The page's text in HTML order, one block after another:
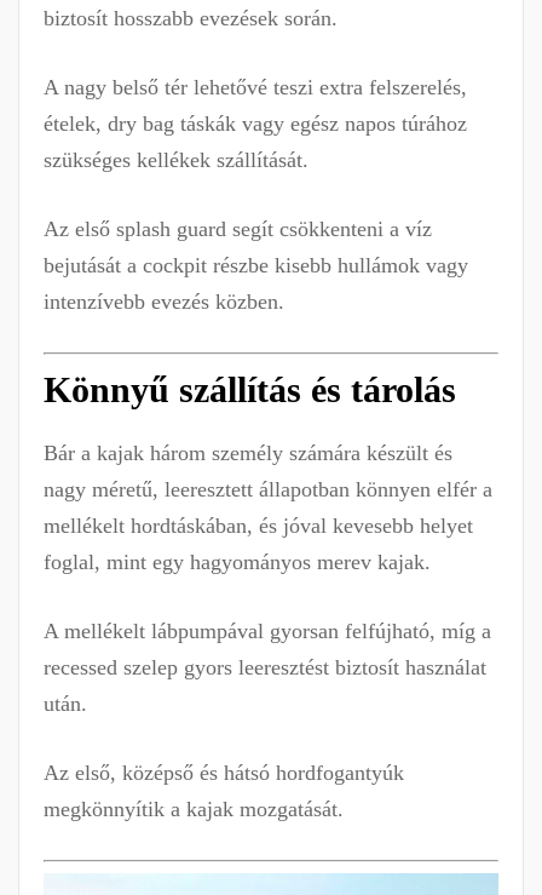
biztosít hosszabb evezések során.
A nagy belső tér lehetővé teszi extra felszerelés,
ételek, dry bag táskák vagy egész napos túrához
szükséges kellékek szállítását.
Az első splash guard segít csökkenteni a víz
bejutását a cockpit részbe kisebb hullámok vagy
intenzívebb evezés közben.
Könnyű szállítás és tárolás
Bár a kajak három személy számára készült és
nagy méretű, leeresztett állapotban könnyen elfér a
mellékelt hordtáskában, és jóval kevesebb helyet
foglal, mint egy hagyományos merev kajak.
A mellékelt lábpumpával gyorsan felfújható, míg a
recessed szelep gyors leeresztést biztosít használat
után.
Az első, középső és hátsó hordfogantyúk
megkönnyítik a kajak mozgatását.